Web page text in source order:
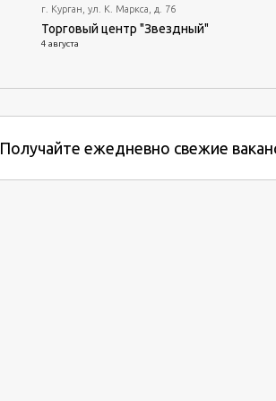
г. Курган, ул. К. Маркса, д. 76
Торговый центр "Звездный"
4 августа
Получайте ежедневно свежие